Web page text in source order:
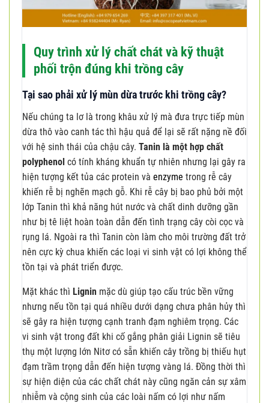
Quy trình xử lý chất chát và kỹ thuật
phối trộn đúng khi trồng cây
Tại sao phải xử lý mùn dừa trước khi trồng cây?
Nếu chúng ta lơ là trong khâu xử lý mà đưa trực tiếp mùn
dừa thô vào canh tác thì hậu quả để lại sẽ rất nặng nề đối
với hệ sinh thái của chậu cây. Tanin là một hợp chất
polyphenol có tính kháng khuẩn tự nhiên nhưng lại gây ra
hiện tượng kết tủa các protein và enzyme trong rễ cây
khiến rễ bị nghẽn mạch gỗ. Khi rễ cây bị bao phủ bởi một
lớp Tanin thì khả năng hút nước và chất dinh dưỡng gần
như bị tê liệt hoàn toàn dẫn đến tình trạng cây còi cọc và
rụng lá. Ngoài ra thì Tanin còn làm cho môi trường đất trở
nên cực kỳ chua khiến các loại vi sinh vật có lợi không thể
tồn tại và phát triển được.
Mặt khác thì Lignin mặc dù giúp tạo cấu trúc bền vững
nhưng nếu tồn tại quá nhiều dưới dạng chưa phân hủy thì
sẽ gây ra hiện tượng cạnh tranh đạm nghiêm trọng. Các
vi sinh vật trong đất khi cố gắng phân giải Lignin sẽ tiêu
thụ một lượng lớn Nitơ có sẵn khiến cây trồng bị thiếu hụt
đạm trầm trọng dẫn đến hiện tượng vàng lá. Đồng thời thì
sự hiện diện của các chất chát này cũng ngăn cản sự xâm
nhiễm và cộng sinh của các loài nấm có lợi như nấm